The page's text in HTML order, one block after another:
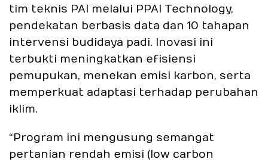
tim teknis PAI melalui PPAI Technology,
pendekatan berbasis data dan 10 tahapan
intervensi budidaya padi. Inovasi ini
terbukti meningkatkan efisiensi
pemupukan, menekan emisi karbon, serta
memperkuat adaptasi terhadap perubahan
iklim.
“Program ini mengusung semangat
pertanian rendah emisi (low carbon